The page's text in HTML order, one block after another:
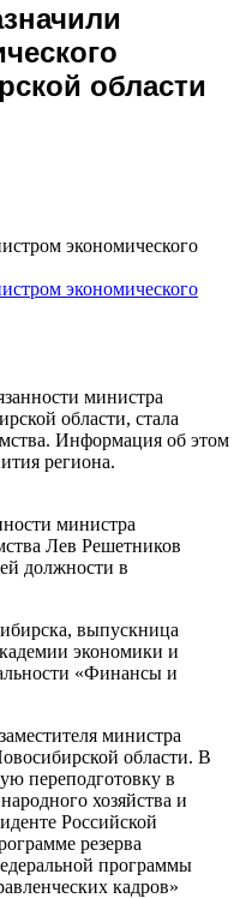
области
экономического
министра
области, стала
Информация об этом
региона.
министра
Лев Решетников
должности в
выпускница
экономики и
«Финансы и
министра
области. В
переподготовку в
хозяйства и
Российской
резерва
программы
кадров»